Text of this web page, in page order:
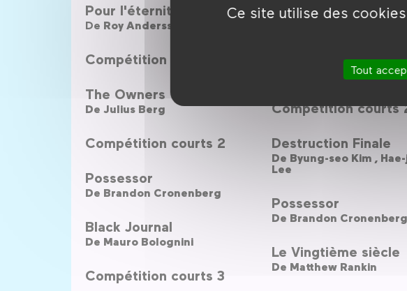
Ce site utilise des
Tout
Pour l'éternité
De Roy Andersson
Compétition courts 1
The Owners
De Julius Berg
Compétition courts 2
Possessor
De Brandon Cronenberg
Black Journal
De Mauro Bolognini
Compétition courts 3
My Lover the Killer
Le Couteau sous la
Claude Mulot
Compétition courts
Destruction Finale
De Byung-seo Kim ,
Lee
Possessor
De Brandon Cronenberg
Le Vingtième siècle
De Matthew Rankin